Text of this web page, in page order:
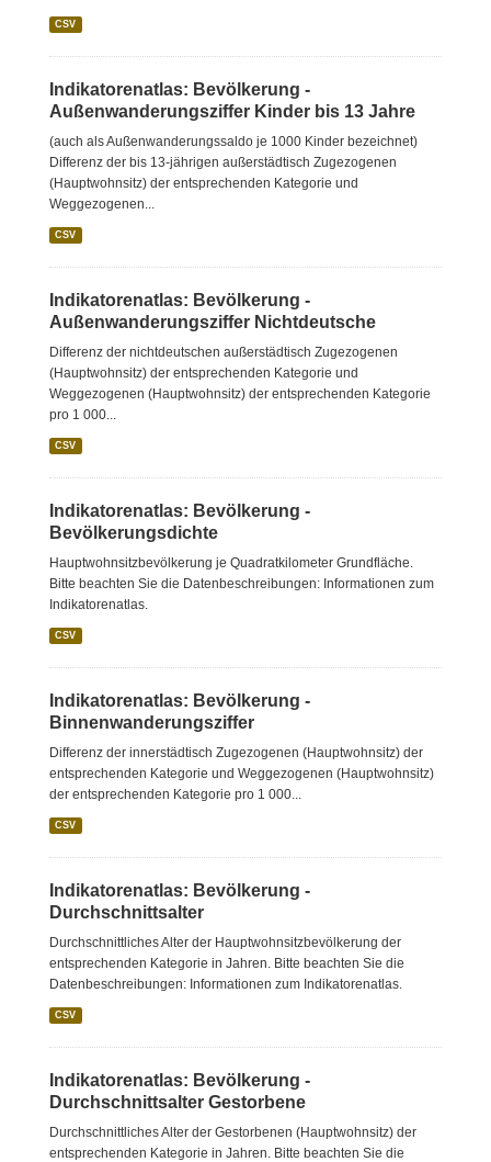
CSV
Indikatorenatlas: Bevölkerung -
Außenwanderungsziffer Kinder bis 13 Jahre
(auch als Außenwanderungssaldo je 1000 Kinder bezeichnet)
Differenz der bis 13-jährigen außerstädtisch Zugezogenen
(Hauptwohnsitz) der entsprechenden Kategorie und
Weggezogenen...
CSV
Indikatorenatlas: Bevölkerung -
Außenwanderungsziffer Nichtdeutsche
Differenz der nichtdeutschen außerstädtisch Zugezogenen
(Hauptwohnsitz) der entsprechenden Kategorie und
Weggezogenen (Hauptwohnsitz) der entsprechenden Kategorie
pro 1 000...
CSV
Indikatorenatlas: Bevölkerung -
Bevölkerungsdichte
Hauptwohnsitzbevölkerung je Quadratkilometer Grundfläche.
Bitte beachten Sie die Datenbeschreibungen: Informationen zum
Indikatorenatlas.
CSV
Indikatorenatlas: Bevölkerung -
Binnenwanderungsziffer
Differenz der innerstädtisch Zugezogenen (Hauptwohnsitz) der
entsprechenden Kategorie und Weggezogenen (Hauptwohnsitz)
der entsprechenden Kategorie pro 1 000...
CSV
Indikatorenatlas: Bevölkerung -
Durchschnittsalter
Durchschnittliches Alter der Hauptwohnsitzbevölkerung der
entsprechenden Kategorie in Jahren. Bitte beachten Sie die
Datenbeschreibungen: Informationen zum Indikatorenatlas.
CSV
Indikatorenatlas: Bevölkerung -
Durchschnittsalter Gestorbene
Durchschnittliches Alter der Gestorbenen (Hauptwohnsitz) der
entsprechenden Kategorie in Jahren. Bitte beachten Sie die